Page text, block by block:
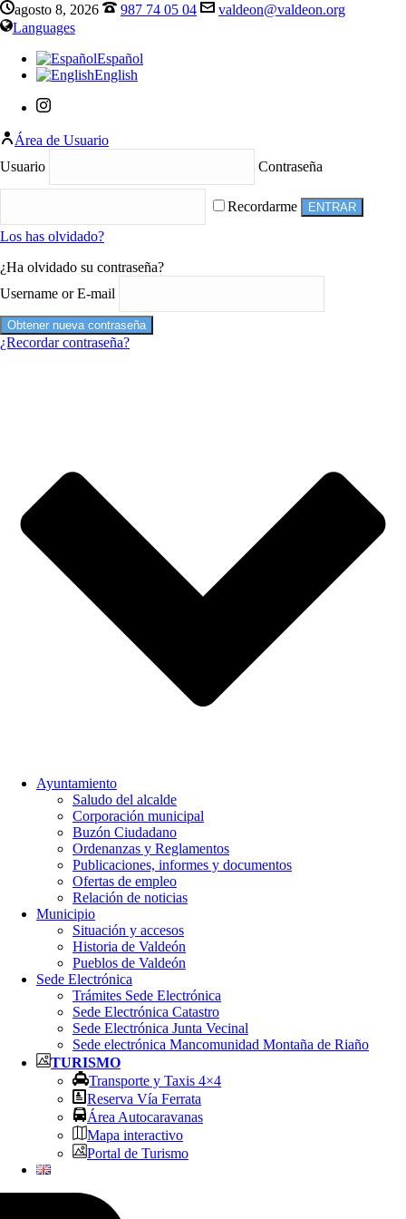
agosto 8, 2026 987 74 05 04
valdeon@valdeon.org
Languages
Español
English
Área de Usuario
Usuario
Contraseña
Recordarme
Los has olvidado?
¿Ha olvidado su contraseña?
Username or E-mail
¿Recordar contraseña?
Ayuntamiento
Saludo del alcalde
Corporación municipal
Buzón Ciudadano
Ordenanzas y Reglamentos
Publicaciones, informes y documentos
Ofertas de empleo
Relación de noticias
Municipio
Situación y accesos
Historia de Valdeón
Pueblos de Valdeón
Sede Electrónica
Trámites Sede Electrónica
Sede Electrónica Catastro
Sede Electrónica Junta Vecinal
Sede electrónica Mancomunidad Montaña de Riaño
TURISMO
Transporte y Taxis 4×4
Reserva Vía Ferrata
Área Autocaravanas
Mapa interactivo
Portal de Turismo